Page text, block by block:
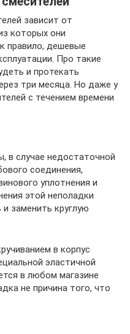
зависит от
которых они
правило, дешевые
Про такие
и протекать
три месяца. Но даже у
с течением времени
в случае недостаточной
соединения,
уплотнения и
этой неполадки
заменить круглую
в корпус
эластичной
в любом магазине
не причина того, что